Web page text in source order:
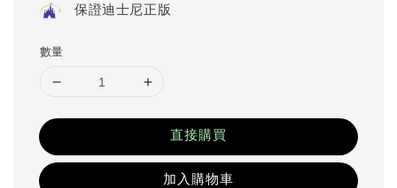
保證迪士尼正版
數量
直接購買
加入購物車